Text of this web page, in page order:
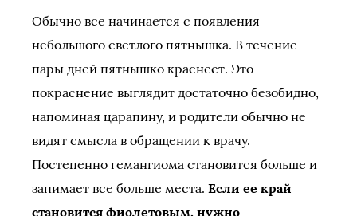
Обычно все начинается с появления
небольшого светлого пятнышка. В течение
пары дней пятнышко краснеет. Это
покраснение выглядит достаточно безобидно,
напоминая царапину, и родители обычно не
видят смысла в обращении к врачу.
Постепенно гемангиома становится больше и
занимает все больше места. Если ее край
становится фиолетовым, нужно